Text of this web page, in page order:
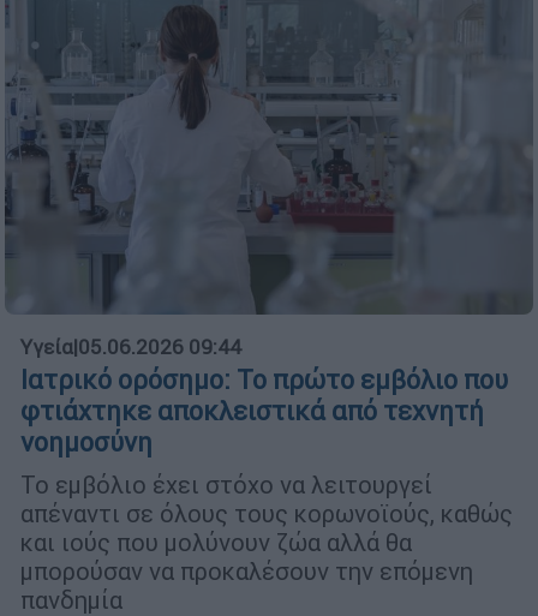
Υγεία|05.06.2026 09:44
Ιατρικό ορόσημο: Το πρώτο εμβόλιο που
φτιάχτηκε αποκλειστικά από τεχνητή
νοημοσύνη
Το εμβόλιο έχει στόχο να λειτουργεί
απέναντι σε όλους τους κορωνοϊούς, καθώς
και ιούς που μολύνουν ζώα αλλά θα
μπορούσαν να προκαλέσουν την επόμενη
πανδημία